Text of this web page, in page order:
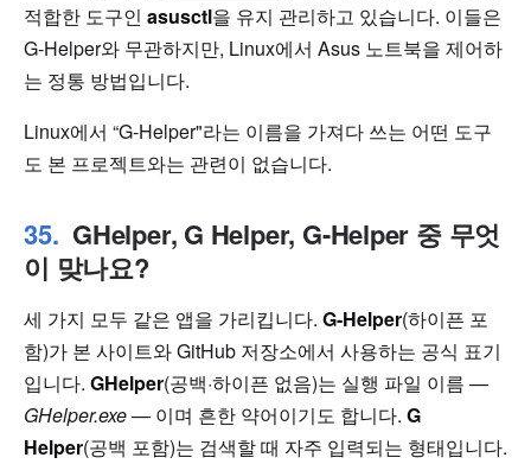
적합한 도구인 asusctl을 유지 관리하고 있습니다. 이들은
G-Helper와 무관하지만, Linux에서 Asus 노트북을 제어하
는 정통 방법입니다.
Linux에서 “G-Helper"라는 이름을 가져다 쓰는 어떤 도구
도 본 프로젝트와는 관련이 없습니다.
GHelper, G Helper, G-Helper 중 무엇
이 맞나요?
세 가지 모두 같은 앱을 가리킵니다. G-Helper(하이픈 포
함)가 본 사이트와 GitHub 저장소에서 사용하는 공식 표기
입니다. GHelper(공백·하이픈 없음)는 실행 파일 이름 —
GHelper.exe— 이며 흔한 약어이기도 합니다. G
Helper(공백 포함)는 검색할 때 자주 입력되는 형태입니다.